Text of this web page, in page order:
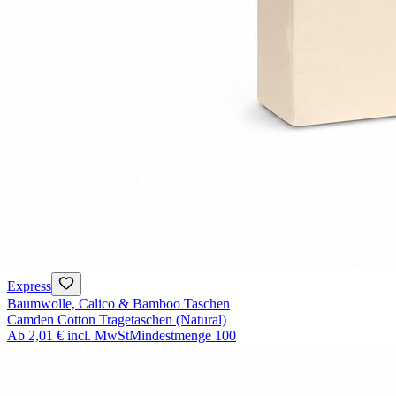
Express
Baumwolle, Calico & Bamboo Taschen
Camden Cotton Tragetaschen (Natural)
Ab 2,01 € incl. MwStMindestmenge 100